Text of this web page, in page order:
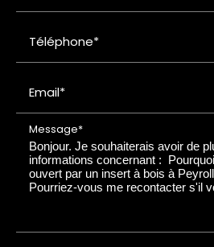
Téléphone*
Email*
Message*